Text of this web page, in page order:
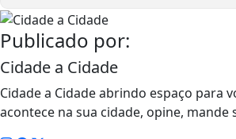
Publicado por:
Cidade a Cidade
Cidade a Cidade abrindo espaço para
acontece na sua cidade, opine,